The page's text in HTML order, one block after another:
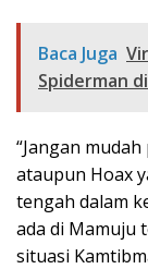
Baca Juga
Spiderman
“Jangan
ataupun Hoax
tengah dalam
ada di Mamuju
situasi